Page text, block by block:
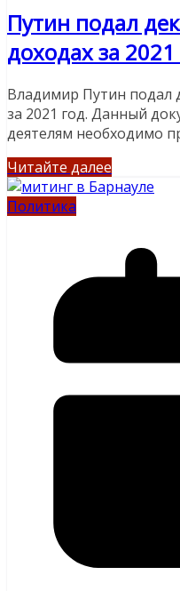
Путин подал
доходах за 2021
Владимир Путин подал
за 2021 год. Данный
деятелям необходимо
Читайте далее
Политика